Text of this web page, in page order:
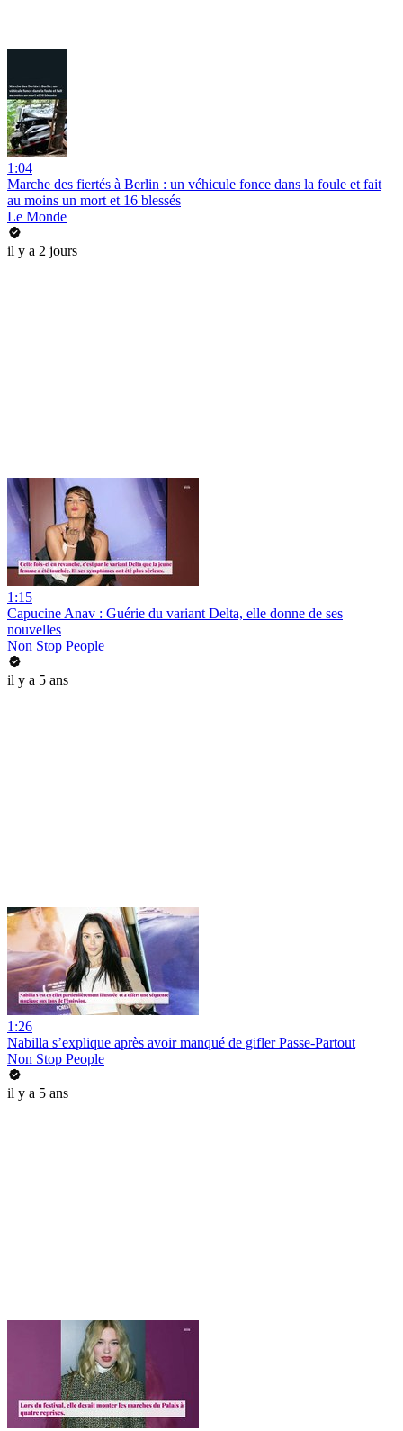
1:04
Marche des fiertés à Berlin : un véhicule fonce dans la foule et fait
au moins un mort et 16 blessés
Le Monde
il y a 2 jours
1:15
Capucine Anav : Guérie du variant Delta, elle donne de ses
nouvelles
Non Stop People
il y a 5 ans
1:26
Nabilla s’explique après avoir manqué de gifler Passe-Partout
Non Stop People
il y a 5 ans